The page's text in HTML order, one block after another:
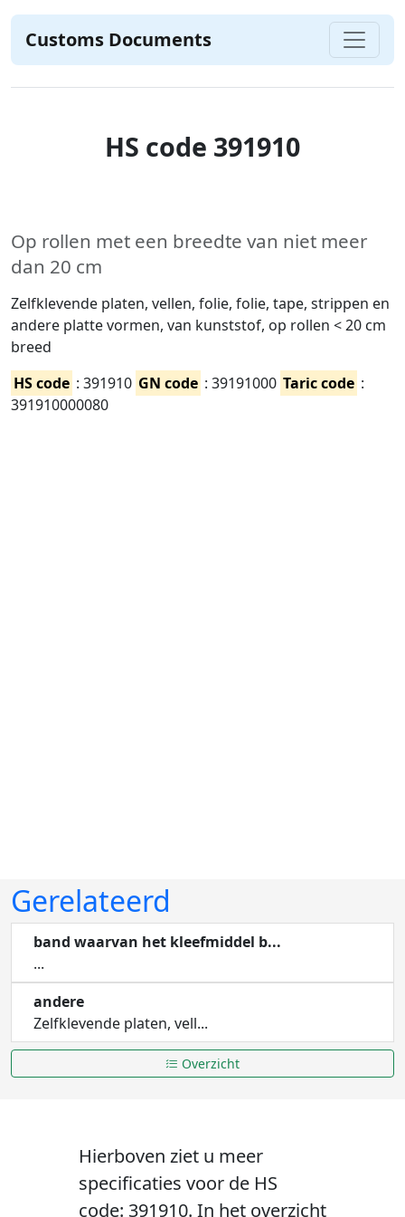
Customs Documents
HS code 391910
Op rollen met een breedte van niet meer
dan 20 cm
Zelfklevende platen, vellen, folie, folie, tape, strippen en
andere platte vormen, van kunststof, op rollen < 20 cm
breed
HS code : 391910 GN code : 39191000 Taric code :
391910000080
Gerelateerd
band waarvan het kleefmiddel b...
...
andere
Zelfklevende platen, vell...
Overzicht
Hierboven ziet u meer
specificaties voor de HS
code: 391910. In het overzicht